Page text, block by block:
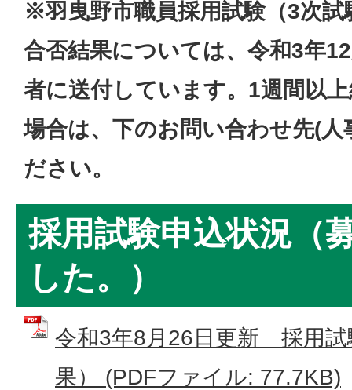
※羽曳野市職員採用試験（3次試
合否結果については、令和3年
者に送付しています。1週間以
場合は、下のお問い合わせ先(
ださい。
採用試験申込状況（
した。）
令和3年8月26日更新 採用試
果） (PDFファイル: 77.7KB)